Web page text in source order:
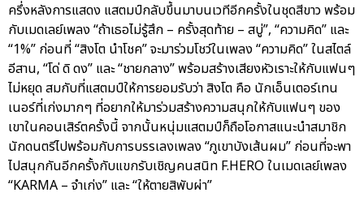
ครึ่งหลังการแสดง แสตมป์กลับขึ้นมาบนเวทีอีกครั้งในชุดสีขาว พร้อม
กับเมดเลย์เพลง “ถ้าเธอไม่รู้สึก – ครั้งสุดท้าย – สบู่”, “ความคิด” และ
“1%” ก่อนที่ “สิงโต นำโชค” จะมาร่วมโชว์ในเพลง “ความคิด” ในสไตล์
อีสาน, “โด่ ดิ ดง” และ “ชายกลาง” พร้อมสร้างเสียงหัวเราะให้กับแฟนๆ
ไม่หยุด สมกับที่แสตมป์ให้การยอมรับว่า สิงโต คือ นักเอ็นเตอร์เทน
เนอร์ที่เก่งมากๆ ที่อยากให้มาร่วมสร้างความสนุกให้กับแฟนๆ ของ
เขาในคอนเสิร์ตครั้งนี้ จากนั้นหนุ่มแสตมป์ก็ถือโอกาสแนะนำสมาชิก
นักดนตรีไปพร้อมกับการบรรเลงเพลง “ภูเขาบังเส้นผม” ก่อนที่จะพา
ไปสนุกกันอีกครั้งกับแขกรับเชิญคนสนิท F.HERO ในเมดเลย์เพลง
“KARMA – จำเก่ง” และ “ให้ตายสิพับผ่า”